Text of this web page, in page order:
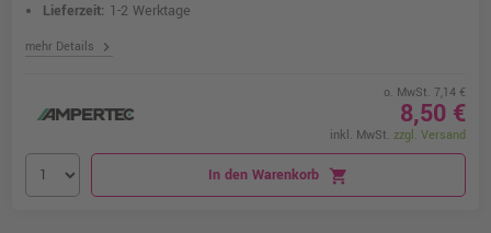
Lieferzeit: 1-2 Werktage
mehr Details chevron_right
o. MwSt. 7,14 €
8,50 €
inkl. MwSt. zzgl. Versand
In den Warenkorb shopping_cart